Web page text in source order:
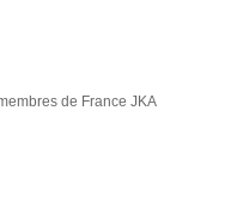
de France JKA